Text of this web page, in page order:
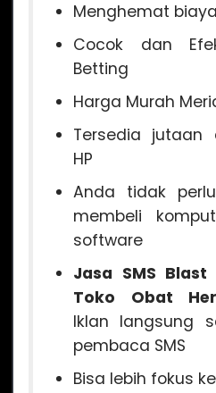
Menghemat
Cocok dan
Betting
Harga Murah
Tersedia jutaan
HP
Anda tidak
membeli
software
Jasa SMS Blast
Toko Obat
Iklan langsung
pembaca SMS
Bisa lebih fokus